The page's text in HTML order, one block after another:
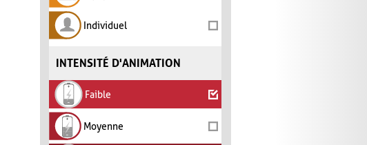
Individuel
INTENSITÉ D'ANIMATION
Faible
Moyenne